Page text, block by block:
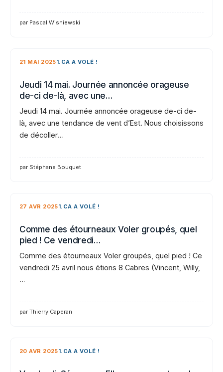
par Pascal Wisniewski
21 MAI 20251.CA A VOLÉ !
Jeudi 14 mai. Journée annoncée orageuse
de-ci de-là, avec une…
Jeudi 14 mai. Journée annoncée orageuse de-ci de-
là, avec une tendance de vent d’Est. Nous choisissons
de décoller…
par Stéphane Bouquet
27 AVR 20251.CA A VOLÉ !
Comme des étourneaux Voler groupés, quel
pied ! Ce vendredi…
Comme des étourneaux Voler groupés, quel pied ! Ce
vendredi 25 avril nous étions 8 Cabres (Vincent, Willy,
…
par Thierry Caperan
20 AVR 20251.CA A VOLÉ !